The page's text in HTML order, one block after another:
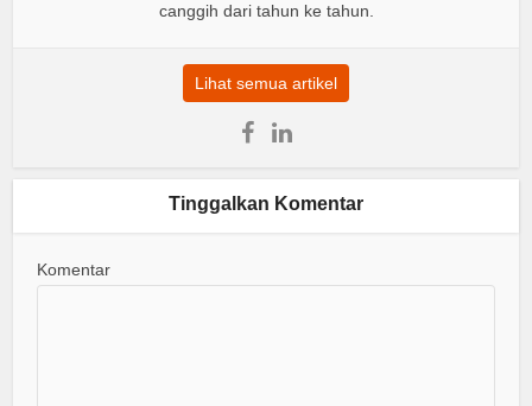
canggih dari tahun ke tahun.
Lihat semua artikel
Tinggalkan Komentar
Komentar